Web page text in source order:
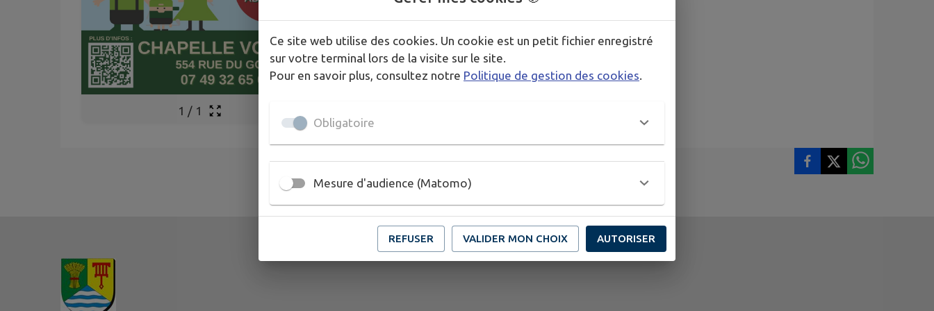
1 / 1
Ce site web utilise des cookies. Un cookie est un petit fichier enregistré
sur votre terminal lors de la visite sur le site.
Pour en savoir plus, consultez notre Politique de gestion des cookies
Obligatoire
Mesure d'audience (Matomo)
REFUSER VALIDER MON CHOIX AUTORISER